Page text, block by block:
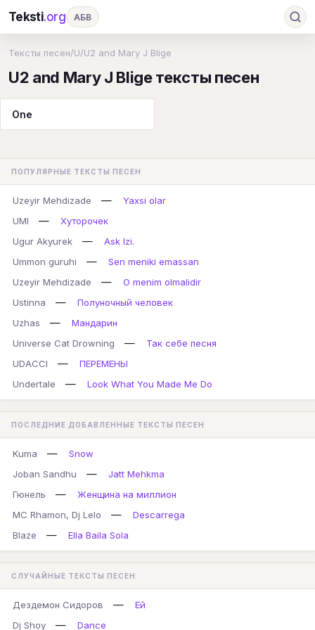
Teksti.org АБВ
И К Л М Н О П Р
Т У Ф Х Ц
Я En A B C
H I J K L M N O P
Q R S T U V W X Y
Z
Тексты песен/U/U2 and Mary J Blige
U2 and Mary J Blige тексты песен
One
ПОПУЛЯРНЫЕ ТЕКСТЫ ПЕСЕН
Uzeyir Mehdizade —
Yaxsi olar
UMI
—
Хуторочек
Ugur Akyurek
—
Ask Izi.
Ummon guruhi
—
Sen meniki emassan
Uzeyir Mehdizade
—
O menim olmalidir
Ustinna
—
Полуночный человек
Uzhas
—
Мандарин
Universe Cat Drowning
—
Так себе песня
UDACCI
—
ПЕРЕМЕНЫ
Undertale
— Look What You Made Me Do
ПОСЛЕДНИЕ ДОБАВЛЕННЫЕ ТЕКСТЫ ПЕСЕН
Kuma —
Snow
Joban Sandhu
—
Jatt Mehkma
Гюнель
—
Женщина на миллион
MC Rhamon, Dj Lelo
—
Descarrega
Blaze
— Ella Baila Sola
СЛУЧАЙНЫЕ ТЕКСТЫ ПЕСЕН
Дездемон Сидоров —
Ей
Dj Shoy
— Dance